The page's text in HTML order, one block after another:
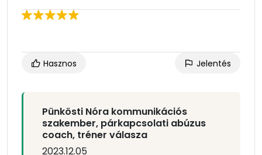
Hasznos Jelentés
Pünkösti Nóra kommunikációs
szakember, párkapcsolati abúzus
coach, tréner válasza
2023.12.05